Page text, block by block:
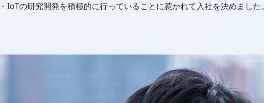
の研究開発を積極的に行っていることに惹かれて入社を決めました。